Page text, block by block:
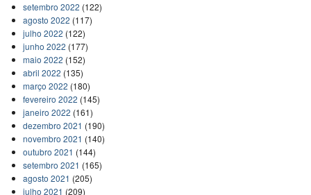
setembro 2022 (122)
agosto 2022 (117)
julho 2022 (122)
junho 2022 (177)
maio 2022 (152)
abril 2022 (135)
março 2022 (180)
fevereiro 2022 (145)
janeiro 2022 (161)
dezembro 2021 (190)
novembro 2021 (140)
outubro 2021 (144)
setembro 2021 (165)
agosto 2021 (205)
julho 2021 (209)